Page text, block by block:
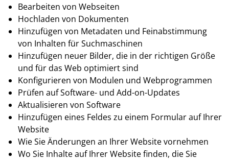
Bearbeiten von Webseiten
Hochladen von Dokumenten
Hinzufügen von Metadaten und Feinabstimmung
von Inhalten für Suchmaschinen
Hinzufügen neuer Bilder, die in der richtigen Größe
und für das Web optimiert sind
Konfigurieren von Modulen und Webprogrammen
Prüfen auf Software- und Add-on-Updates
Aktualisieren von Software
Hinzufügen eines Feldes zu einem Formular auf Ihrer
Website
Wie Sie Änderungen an Ihrer Website vornehmen
Wo Sie Inhalte auf Ihrer Website finden, die Sie